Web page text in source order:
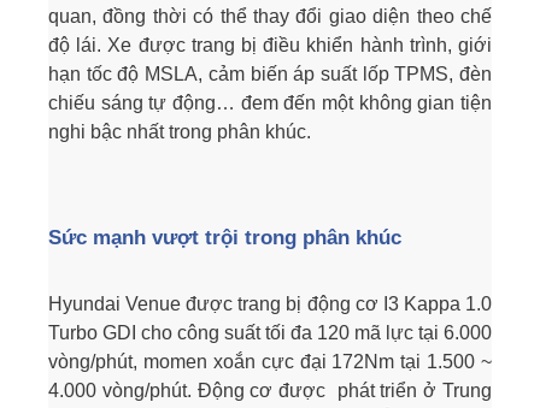
quan, đồng thời có thể thay đổi giao diện theo chế
độ lái. Xe được trang bị điều khiển hành trình, giới
hạn tốc độ MSLA, cảm biến áp suất lốp TPMS, đèn
chiếu sáng tự động… đem đến một không gian tiện
nghi bậc nhất trong phân khúc.
Sức mạnh vượt trội trong phân khúc
Hyundai Venue được trang bị động cơ I3 Kappa 1.0
Turbo GDI cho công suất tối đa 120 mã lực tại 6.000
vòng/phút, momen xoắn cực đại 172Nm tại 1.500 ~
4.000 vòng/phút. Động cơ được phát triển ở Trung